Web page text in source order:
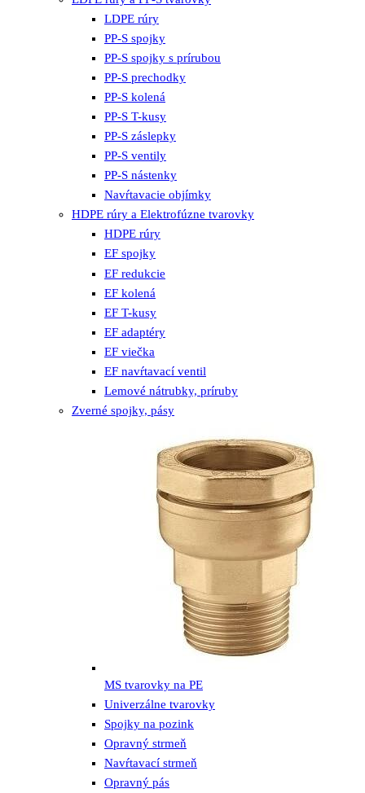
LDPE rúry
PP-S spojky
PP-S spojky s prírubou
PP-S prechodky
PP-S kolená
PP-S T-kusy
PP-S záslepky
PP-S ventily
PP-S nástenky
Navŕtavacie objímky
HDPE rúry a Elektrofúzne tvarovky
HDPE rúry
EF spojky
EF redukcie
EF kolená
EF T-kusy
EF adaptéry
EF viečka
EF navŕtavací ventil
Lemové nátrubky, príruby
Zverné spojky, pásy
MS tvarovky na PE
Univerzálne tvarovky
Spojky na pozink
Opravný strmeň
Navŕtavací strmeň
Opravný pás